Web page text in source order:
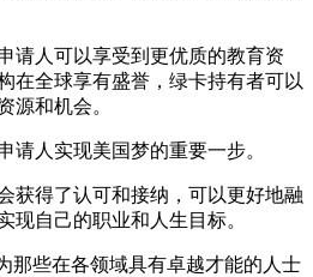
请人可以享受到更优质的教育资
在全球享有盛誉，绿卡持有者可以
源和机会。
请人实现美国梦的重要一步。
获得了认可和接纳，可以更好地融
现自己的职业和人生目标。
那些在各领域具有卓越才能的人士